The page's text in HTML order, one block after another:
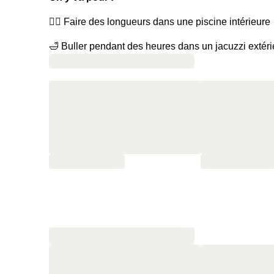
🏊‍♀️ Faire des longueurs dans une piscine intérieure
🛁 Buller pendant des heures dans un jacuzzi